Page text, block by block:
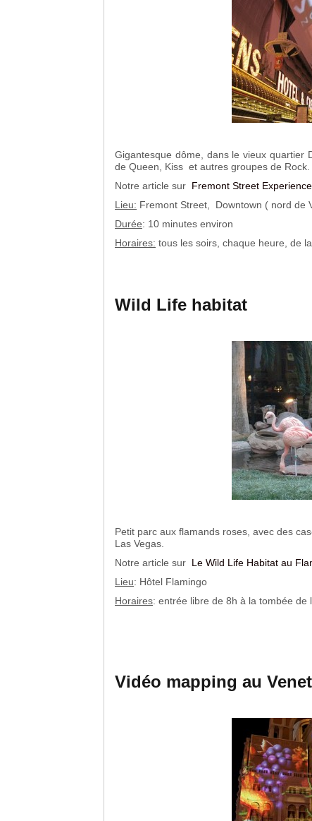
Gigantesque dôme, dans le vieux
de Queen, Kiss et autres groupes de Rock.
Notre article sur Fremont Street Experience
Lieu: Fremont Street, Downtown ( nord de
Durée: 10 minutes environ
Horaires: tous les soirs, chaque heure, de
Wild Life habitat
Petit parc aux flamands roses, avec des
Las Vegas.
Notre article sur Le Wild Life Habitat au
Lieu: Hôtel Flamingo
Horaires: entrée libre de 8h à la tombée de
Vidéo mapping au